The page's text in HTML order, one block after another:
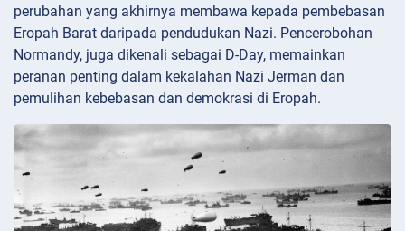
perubahan yang akhirnya membawa kepada pembebasan
Eropah Barat daripada pendudukan Nazi. Pencerobohan
Normandy, juga dikenali sebagai D-Day, memainkan
peranan penting dalam kekalahan Nazi Jerman dan
pemulihan kebebasan dan demokrasi di Eropah.